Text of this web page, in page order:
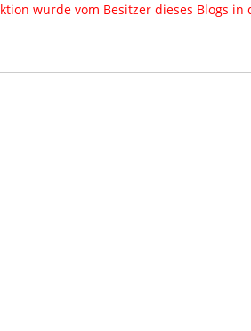
wurde vom Besitzer dieses Blogs in